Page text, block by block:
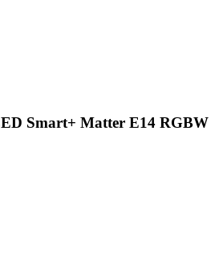
Smart+ Matter E14 RGBW